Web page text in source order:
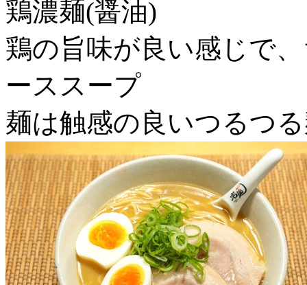
鶏濃麺(醤油)
鶏の旨味が良い感じで
ーススープ
麺は触感の良いつるつ